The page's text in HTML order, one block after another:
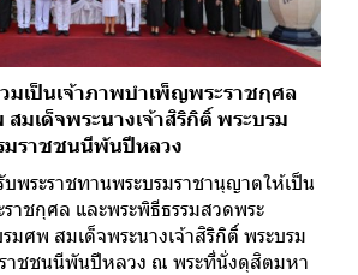
มเป็นเจ้าภาพบำเพ็ญพระราชกุศล
มเด็จพระนางเจ้าสิริกิติ์ พระบรม
มราชชนนีพันปีหลวง
พระราชทานพระบรมราชานุญาตให้เป็น
าชกุศล และพระพิธีธรรมสวดพระ
มศพ สมเด็จพระนางเจ้าสิริกิติ์ พระบรม
ราชชนนีพันปีหลวง ณ พระที่นั่งดุสิตมหา